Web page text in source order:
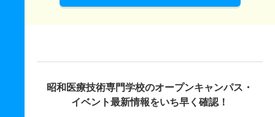
昭和医療技術専門学校のオープンキャンパス・
イベント最新情報をいち早く確認！